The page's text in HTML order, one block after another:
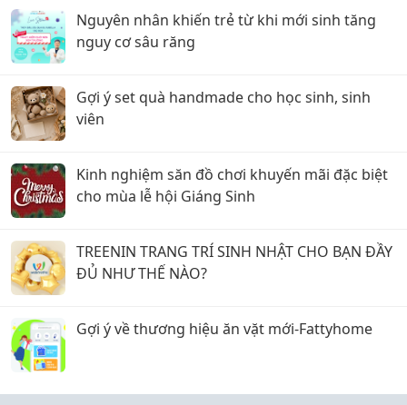
Nguyên nhân khiến trẻ từ khi mới sinh tăng
nguy cơ sâu răng
Gợi ý set quà handmade cho học sinh, sinh
viên
Kinh nghiệm săn đồ chơi khuyến mãi đặc biệt
cho mùa lễ hội Giáng Sinh
TREENIN TRANG TRÍ SINH NHẬT CHO BẠN ĐẦY
ĐỦ NHƯ THẾ NÀO?
Gợi ý về thương hiệu ăn vặt mới-Fattyhome